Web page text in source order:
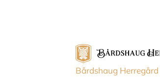
Bårdshaug Herregård